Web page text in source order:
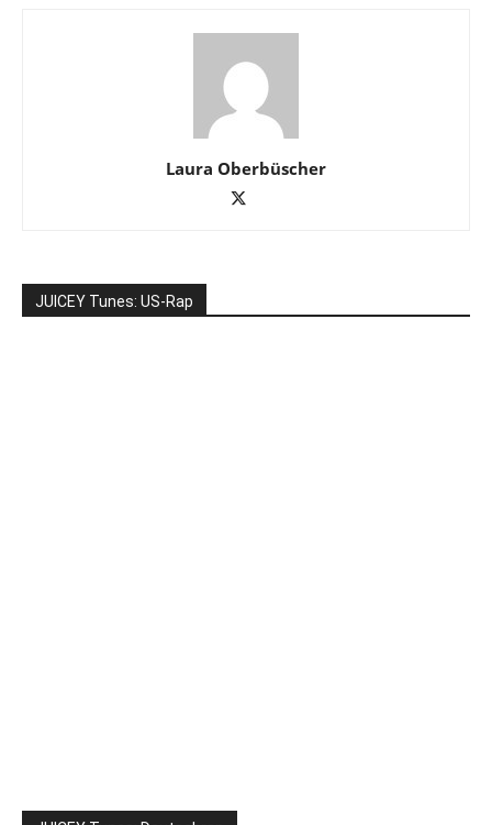
Laura Oberbüscher
JUICEY Tunes: US-Rap